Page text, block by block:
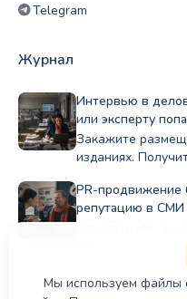
Telegram
Журнал
Интервью в
или эксперту
Закажите
изданиях.
PR-продвижение
репутацию в СМИ
рекламные
профильные
репутацию
Мы используем файлы